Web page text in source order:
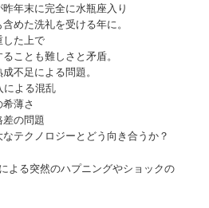
年末に完全に水瓶座入り
めた洗礼を受ける年に。
た上で
ことも難しさと矛盾。
不足による問題。
よる混乱
薄さ
の問題
テクノロジーとどう向き合うか？
よる突然のハプニングやショックの